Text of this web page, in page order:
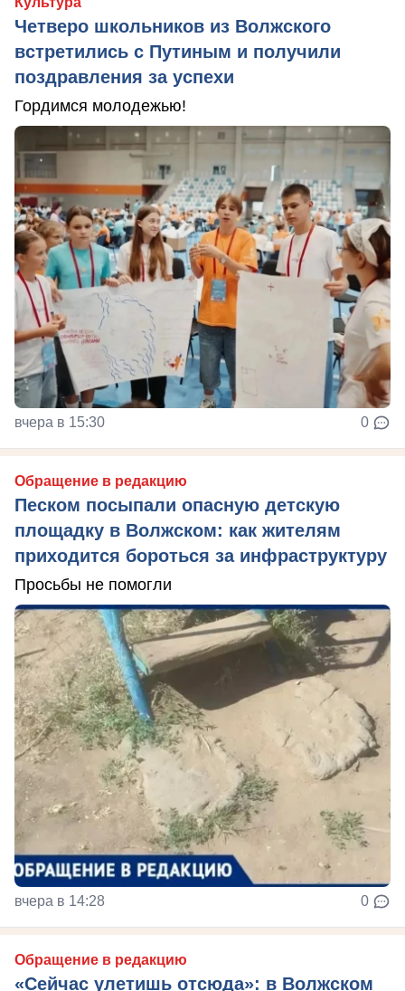
Четверо школьников из Волжского
встретились с Путиным и получили
поздравления за успехи
Гордимся молодежью!
вчера в 15:30 0
Обращение в редакцию
Песком посыпали опасную детскую
площадку в Волжском: как жителям
приходится бороться за инфраструктуру
Просьбы не помогли
вчера в 14:28 0
Обращение в редакцию
«Сейчас улетишь отсюда»: в Волжском